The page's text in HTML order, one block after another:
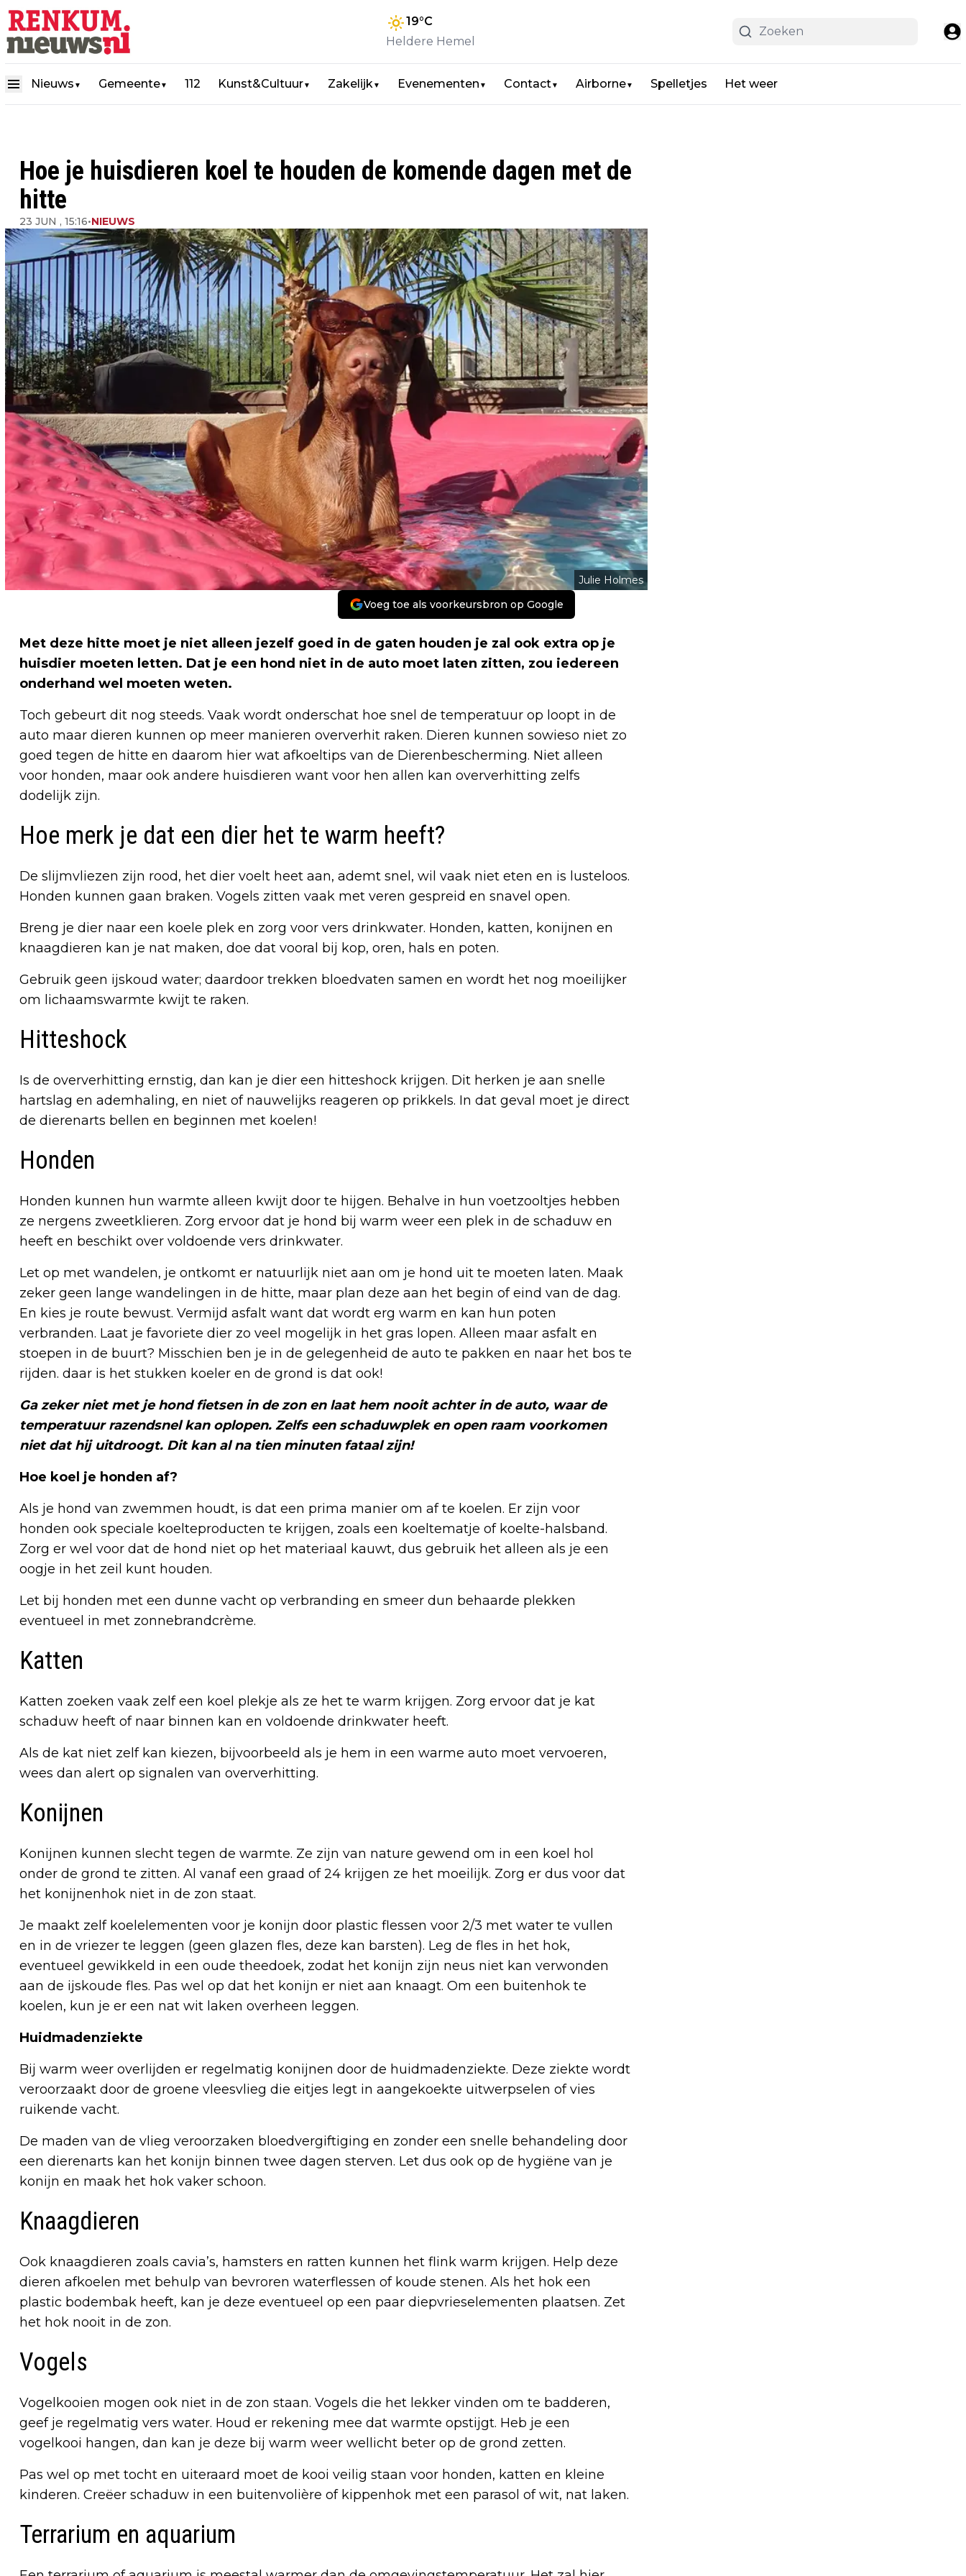
19°C
Heldere Hemel
Nieuws ▼ Gemeente▼ 112 Kunst&Cultuur▼ Zakelijk▼ Evenementen ▼ Contact▼ Airborne▼ Spelletjes Het weer
Hoe je huisdieren koel te houden de komende dagen met de
hitte
23 JUN , 15:16•NIEUWS
Julie Holmes
Voeg toe als voorkeursbron op Google
Met deze hitte moet je niet alleen jezelf goed in de gaten houden je zal ook extra op je
huisdier moeten letten. Dat je een hond niet in de auto moet laten zitten, zou iedereen
onderhand wel moeten weten.
Toch gebeurt dit nog steeds. Vaak wordt onderschat hoe snel de temperatuur op loopt in de
auto maar dieren kunnen op meer manieren oververhit raken. Dieren kunnen sowieso niet zo
goed tegen de hitte en daarom hier wat afkoeltips van de Dierenbescherming. Niet alleen
voor honden, maar ook andere huisdieren want voor hen allen kan oververhitting zelfs
dodelijk zijn.
Hoe merk je dat een dier het te warm heeft?
De slijmvliezen zijn rood, het dier voelt heet aan, ademt snel, wil vaak niet eten en is lusteloos.
Honden kunnen gaan braken. Vogels zitten vaak met veren gespreid en snavel open.
Breng je dier naar een koele plek en zorg voor vers drinkwater. Honden, katten, konijnen en
knaagdieren kan je nat maken, doe dat vooral bij kop, oren, hals en poten.
Gebruik geen ijskoud water; daardoor trekken bloedvaten samen en wordt het nog moeilijker
om lichaamswarmte kwijt te raken.
Hitteshock
Is de oververhitting ernstig, dan kan je dier een hitteshock krijgen. Dit herken je aan snelle
hartslag en ademhaling, en niet of nauwelijks reageren op prikkels. In dat geval moet je direct
de dierenarts bellen en beginnen met koelen!
Honden
Honden kunnen hun warmte alleen kwijt door te hijgen. Behalve in hun voetzooltjes hebben
ze nergens zweetklieren. Zorg ervoor dat je hond bij warm weer een plek in de schaduw en
heeft en beschikt over voldoende vers drinkwater.
Let op met wandelen, je ontkomt er natuurlijk niet aan om je hond uit te moeten laten. Maak
zeker geen lange wandelingen in de hitte, maar plan deze aan het begin of eind van de dag.
En kies je route bewust. Vermijd asfalt want dat wordt erg warm en kan hun poten
verbranden. Laat je favoriete dier zo veel mogelijk in het gras lopen. Alleen maar asfalt en
stoepen in de buurt? Misschien ben je in de gelegenheid de auto te pakken en naar het bos te
rijden. daar is het stukken koeler en de grond is dat ook!
Ga zeker niet met je hond fietsen in de zon en laat hem nooit achter in de auto, waar de
temperatuur razendsnel kan oplopen. Zelfs een schaduwplek en open raam voorkomen
niet dat hij uitdroogt. Dit kan al na tien minuten fataal zijn!
Hoe koel je honden af?
Als je hond van zwemmen houdt, is dat een prima manier om af te koelen. Er zijn voor
honden ook speciale koelteproducten te krijgen, zoals een koeltematje of koelte-halsband.
Zorg er wel voor dat de hond niet op het materiaal kauwt, dus gebruik het alleen als je een
oogje in het zeil kunt houden.
Let bij honden met een dunne vacht op verbranding en smeer dun behaarde plekken
eventueel in met zonnebrandcrème.
Katten
Katten zoeken vaak zelf een koel plekje als ze het te warm krijgen. Zorg ervoor dat je kat
schaduw heeft of naar binnen kan en voldoende drinkwater heeft.
Als de kat niet zelf kan kiezen, bijvoorbeeld als je hem in een warme auto moet vervoeren,
wees dan alert op signalen van oververhitting.
Konijnen
Konijnen kunnen slecht tegen de warmte. Ze zijn van nature gewend om in een koel hol
onder de grond te zitten. Al vanaf een graad of 24 krijgen ze het moeilijk. Zorg er dus voor dat
het konijnenhok niet in de zon staat.
Je maakt zelf koelelementen voor je konijn door plastic flessen voor 2/3 met water te vullen
en in de vriezer te leggen (geen glazen fles, deze kan barsten). Leg de fles in het hok,
eventueel gewikkeld in een oude theedoek, zodat het konijn zijn neus niet kan verwonden
aan de ijskoude fles. Pas wel op dat het konijn er niet aan knaagt. Om een buitenhok te
koelen, kun je er een nat wit laken overheen leggen.
Huidmadenziekte
Bij warm weer overlijden er regelmatig konijnen door de huidmadenziekte. Deze ziekte wordt
veroorzaakt door de groene vleesvlieg die eitjes legt in aangekoekte uitwerpselen of vies
ruikende vacht.
De maden van de vlieg veroorzaken bloedvergiftiging en zonder een snelle behandeling door
een dierenarts kan het konijn binnen twee dagen sterven. Let dus ook op de hygiëne van je
konijn en maak het hok vaker schoon.
Knaagdieren
Ook knaagdieren zoals cavia’s, hamsters en ratten kunnen het flink warm krijgen. Help deze
dieren afkoelen met behulp van bevroren waterflessen of koude stenen. Als het hok een
plastic bodembak heeft, kan je deze eventueel op een paar diepvrieselementen plaatsen. Zet
het hok nooit in de zon.
Vogels
Vogelkooien mogen ook niet in de zon staan. Vogels die het lekker vinden om te badderen,
geef je regelmatig vers water. Houd er rekening mee dat warmte opstijgt. Heb je een
vogelkooi hangen, dan kan je deze bij warm weer wellicht beter op de grond zetten.
Pas wel op met tocht en uiteraard moet de kooi veilig staan voor honden, katten en kleine
kinderen. Creëer schaduw in een buitenvolière of kippenhok met een parasol of wit, nat laken.
Terrarium en aquarium